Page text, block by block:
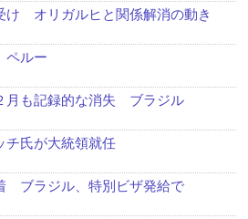
け オリガルヒと関係解消の動き
ペルー
も記録的な消失 ブラジル
氏が大統領就任
ブラジル、特別ビザ発給で